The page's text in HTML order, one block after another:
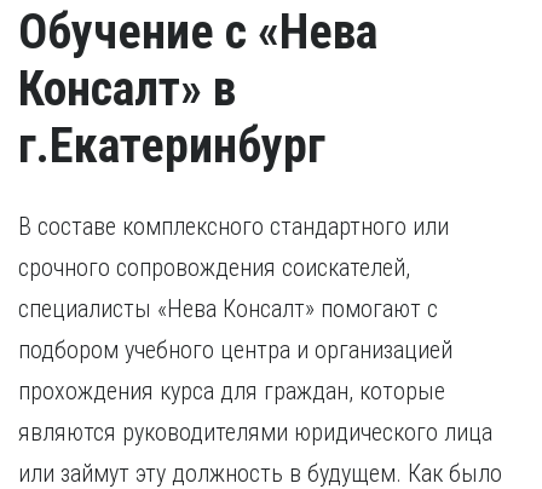
Обучение с «Нева
Консалт» в
г.Екатеринбург
В составе комплексного стандартного или
срочного сопровождения соискателей,
специалисты «Нева Консалт» помогают с
подбором учебного центра и организацией
прохождения курса для граждан, которые
являются руководителями юридического лица
или займут эту должность в будущем. Как было